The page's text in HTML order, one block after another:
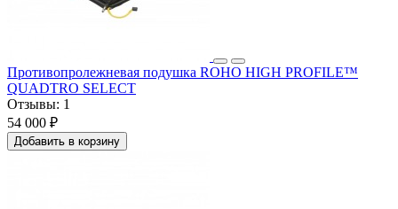
Противопролежневая подушка ROHO HIGH PROFILE™
QUADTRO SELECT
Отзывы: 1
54 000 ₽
Добавить в корзину